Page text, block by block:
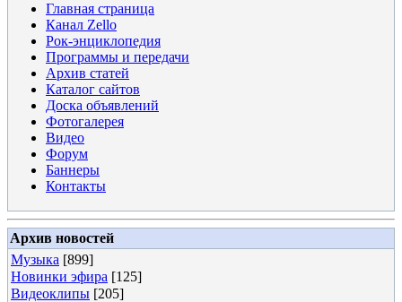
Главная страница
Канал Zello
Рок-энциклопедия
Программы и передачи
Архив статей
Каталог сайтов
Доска объявлений
Фотогалерея
Видео
Форум
Баннеры
Контакты
Архив новостей
Музыка [899]
Новинки эфира [125]
Видеоклипы [205]